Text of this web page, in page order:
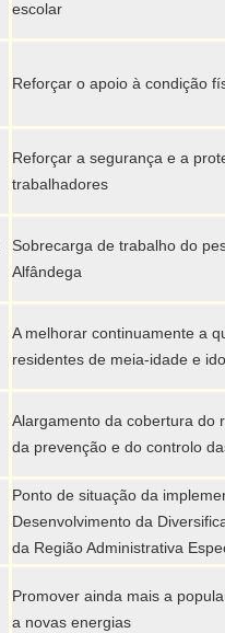
escolar
Reforçar o apoio à condição
Reforçar a segurança e a
trabalhadores
Sobrecarga de trabalho do
Alfândega
A melhorar continuamente a
residentes de meia-idade e
Alargamento da cobertura do
da prevenção e do controlo
Ponto de situação da
Desenvolvimento da
da Região Administrativa
Promover ainda mais a
a novas energias